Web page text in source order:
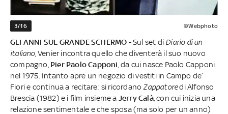
3/16 ©Webphoto
GLI ANNI SUL GRANDE SCHERMO - Sul set di Diario di un
italiano, Venier incontra quello che diventerà il suo nuovo
compagno, Pier Paolo Capponi , da cui nasce Paolo Capponi
nel 1975. Intanto apre un negozio di vestiti in Campo de’
Fiori e continua a recitare: si ricordano Zappatoredi Alfonso
Brescia (1982) e i film insieme a Jerry Calà, con cui inizia una
relazione sentimentale e che sposa (ma solo per un anno)